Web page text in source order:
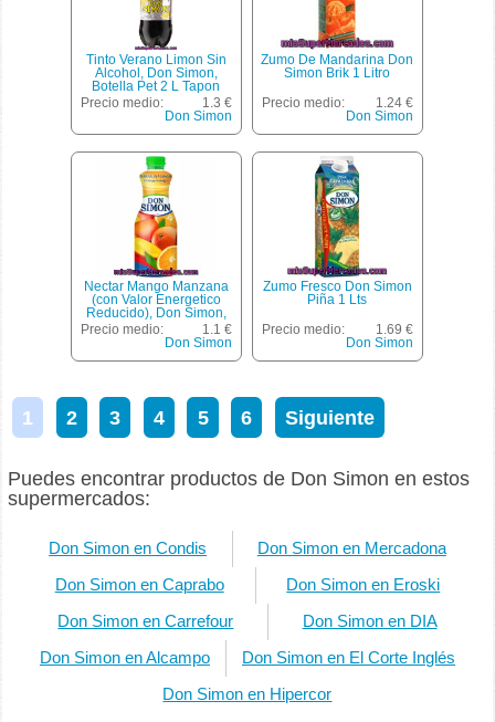
Tinto Verano Limon Sin
Alcohol, Don Simon,
Botella Pet 2 L Tapon
Rosca
Precio medio:
1.3 €
Don Simon
Zumo De Mandarina Don
Simon Brik 1 Litro
Precio medio:
1.24 €
Don Simon
Nectar Mango Manzana
(con Valor Energetico
Reducido), Don Simon,
Botella 1,5 L
Precio medio:
1.1 €
Don Simon
Zumo Fresco Don Simon
Piña 1 Lts
Precio medio:
1.69 €
Don Simon
1 2 3 4 5 6 Siguiente
Puedes encontrar productos de Don Simon en estos
supermercados:
Don Simon en Condis Don Simon en Mercadona
Don Simon en Caprabo Don Simon en Eroski
Don Simon en Carrefour Don Simon en DIA
Don Simon en Alcampo Don Simon en El Corte Inglés
Don Simon en Hipercor